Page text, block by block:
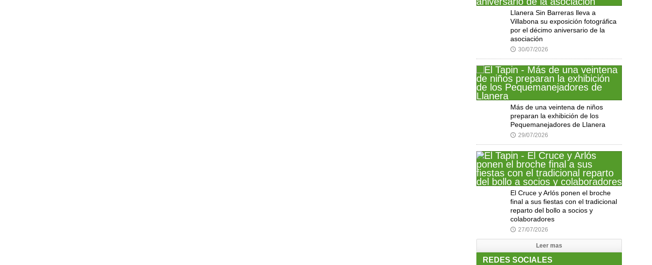
Llanera Sin Barreras lleva a
Villabona su exposición fotográfica
por el décimo aniversario de la
asociación
🕔 30/07/2026
Más de una veintena de niños
preparan la exhibición de los
Pequemanejadores de Llanera
🕔 29/07/2026
El Cruce y Arlós ponen el broche
final a sus fiestas con el tradicional
reparto del bollo a socios y
colaboradores
🕔 27/07/2026
Leer mas
REDES SOCIALES